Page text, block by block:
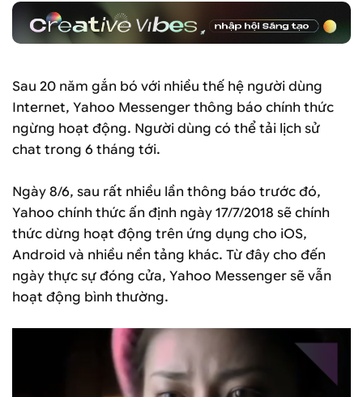
Sau 20 năm gắn bó với nhiều thế hệ người dùng
Internet, Yahoo Messenger thông báo chính thức
ngừng hoạt động. Người dùng có thể tải lịch sử
chat trong 6 tháng tới.
Ngày 8/6, sau rất nhiều lần thông báo trước đó,
Yahoo chính thức ấn định ngày 17/7/2018 sẽ chính
thức dừng hoạt động trên ứng dụng cho iOS,
Android và nhiều nền tảng khác. Từ đây cho đến
ngày thực sự đóng cửa, Yahoo Messenger sẽ vẫn
hoạt động bình thường.